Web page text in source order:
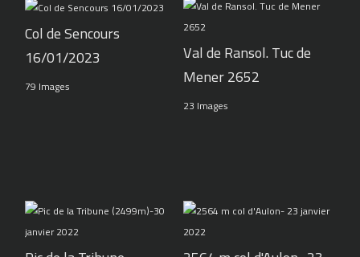
Col de Sencours
16/01/2023
79 Images
Val de Ransol. Tuc de
Mener 2652
23 Images